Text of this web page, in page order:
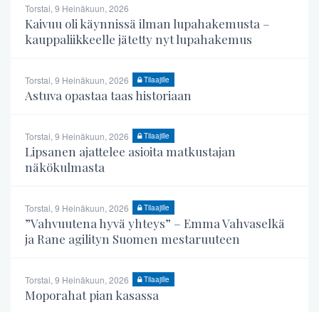
Torstai, 9 Heinäkuun, 2026
Kaivuu oli käynnissä ilman lupahakemusta –
kauppaliikkeelle jätetty nyt lupahakemus
Torstai, 9 Heinäkuun, 2026 Tilaajille
Astuva opastaa taas historiaan
Torstai, 9 Heinäkuun, 2026 Tilaajille
Lipsanen ajattelee asioita matkustajan
näkökulmasta
Torstai, 9 Heinäkuun, 2026 Tilaajille
”Vahvuutena hyvä yhteys” – Emma Vahvaselkä
ja Rane agilityn Suomen mestaruuteen
Torstai, 9 Heinäkuun, 2026 Tilaajille
Moporahat pian kasassa